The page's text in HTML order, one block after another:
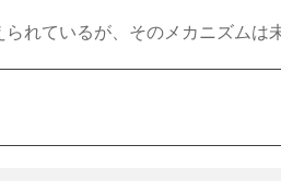
れているが、そのメカニズムは